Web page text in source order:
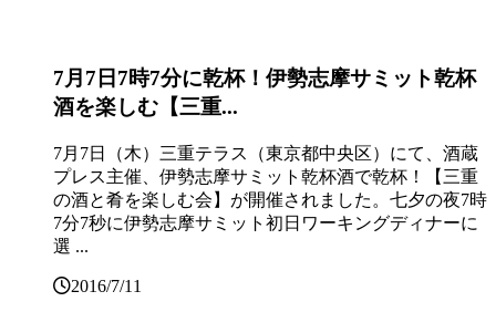
7月7日7時7分に乾杯！伊勢志摩サミット乾杯
酒を楽しむ【三重...
7月7日（木）三重テラス（東京都中央区）にて、酒蔵
プレス主催、伊勢志摩サミット乾杯酒で乾杯！【三重
の酒と肴を楽しむ会】が開催されました。七夕の夜7時
7分7秒に伊勢志摩サミット初日ワーキングディナーに
選 ...
2016/7/11